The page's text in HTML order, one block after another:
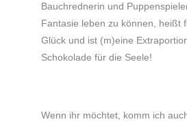
Bauchrednerin und
Fantasie leben zu können, heißt
Glück und ist (m)eine
Schokolade für die Seele!
Wenn ihr möchtet, komm ich